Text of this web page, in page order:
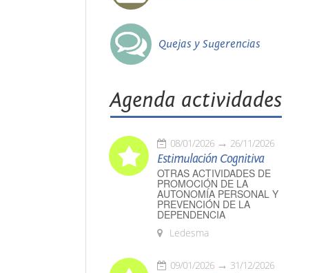
Quejas y Sugerencias
Agenda actividades
08/01/2026 26/11/2026
Estimulación Cognitiva
OTRAS ACTIVIDADES DE
PROMOCIÓN DE LA
AUTONOMÍA PERSONAL Y
PREVENCIÓN DE LA
DEPENDENCIA
Ledesma
09/01/2026 31/12/2026